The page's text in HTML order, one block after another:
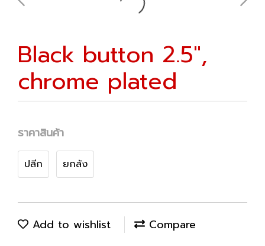
Black button 2.5",
chrome plated
ราคาสินค้า
ปลีก ยกลัง
Add to wishlist
Compare